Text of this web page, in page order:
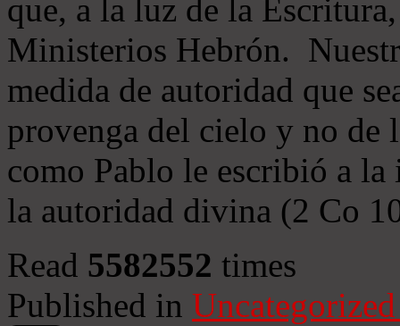
que, a la luz de la
Ministerios Hebrón.
medida de autoridad que
provenga del cielo y no de
como Pablo le escribió a
la autoridad divina (2 Co
Read 5582552 times
Published in